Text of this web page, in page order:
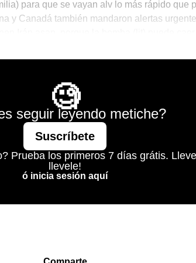
para que se vayan alv lo más rápido que
y Canadá también mandaron alertas
🧐
seguir leyendo metiche?
Suscríbete
Prueba los primeros 7 días grátis.
llevele!
ó inicia sesión aquí